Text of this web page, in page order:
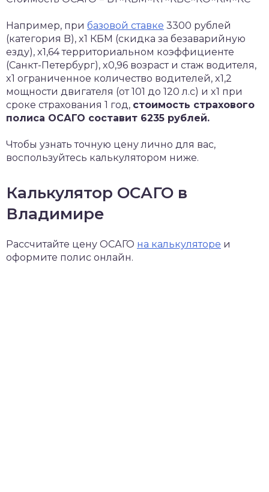
Например, при базовой ставке 3300 рублей
(категория B), x1 КБМ (скидка за безаварийную
езду), x1,64 территориальном коэффициенте
(Санкт-Петербург), x0,96 возраст и стаж водителя,
x1 ограниченное количество водителей, x1,2
мощности двигателя (от 101 до 120 л.с) и x1 при
сроке страхования 1 год, стоимость страхового
полиса ОСАГО составит 6235 рублей.
Чтобы узнать точную цену лично для вас,
воспользуйтесь калькулятором ниже.
Калькулятор ОСАГО в
Владимире
Рассчитайте цену ОСАГО на калькуляторе и
оформите полис онлайн.